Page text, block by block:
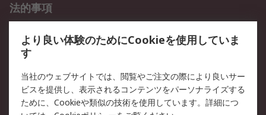
法的事項
クッキーポリシー
RSについて
会社概要
採用情報
より良い体験のためにCookieを使用していま
す
当社のウェブサイトでは、閲覧やご注文の際により良いサー
ビスを提供し、表示されるコンテンツをパーソナライズする
ために、Cookieや類似の技術を使用しています。詳細につ